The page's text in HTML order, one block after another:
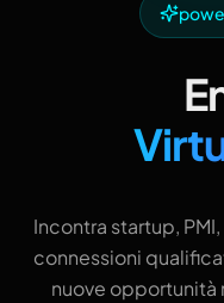
Incontra startup,
connessioni
nuove